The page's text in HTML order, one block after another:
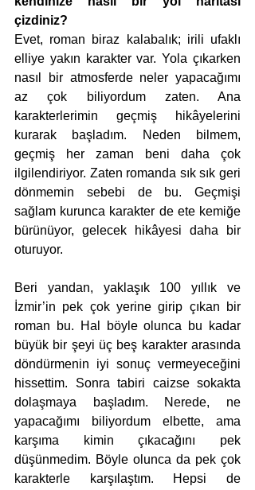
çizdiniz?
Evet, roman biraz kalabalık; irili ufaklı
elliye yakın karakter var. Yola çıkarken
nasıl bir atmosferde neler yapacağımı
az çok biliyordum zaten. Ana
karakterlerimin geçmiş hikâyelerini
kurarak başladım. Neden bilmem,
geçmiş her zaman beni daha çok
ilgilendiriyor. Zaten romanda sık sık geri
dönmemin sebebi de bu. Geçmişi
sağlam kurunca karakter de ete kemiğe
bürünüyor, gelecek hikâyesi daha bir
oturuyor.
Beri yandan, yaklaşık 100 yıllık ve
İzmir’in pek çok yerine girip çıkan bir
roman bu. Hal böyle olunca bu kadar
büyük bir şeyi üç beş karakter arasında
döndürmenin iyi sonuç vermeyeceğini
hissettim. Sonra tabiri caizse sokakta
dolaşmaya başladım. Nerede, ne
yapacağımı biliyordum elbette, ama
karşıma kimin çıkacağını pek
düşünmedim. Böyle olunca da pek çok
karakterle karşılaştım. Hepsi de